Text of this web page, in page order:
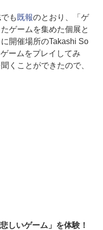
も 既報のとおり、「ゲ
ゲームを集めた個展と
開催場所のTakashi So
ームをプレイしてみ
くことができたので、
しいゲーム」を体験！